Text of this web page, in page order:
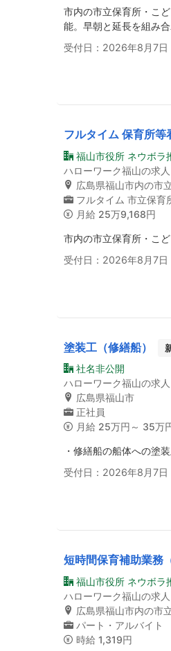
市内の市立保育所・こ
能。早朝と延長を組み
受付日：2026年8月7
フルタイム 保育所等
福山市役所 ネウボラ
ハローワーク福山の求人
広島県福山市内の市
フルタイム 市立保育
月給 25万9,168円
市内の市立保育所・こ
受付日：2026年8月7
塗装工（修繕船）
社名非公開
ハローワーク福山の求人
広島県福山市
正社員
月給 25万円～ 35万
・修繕船の船体への塗
受付日：2026年8月7
短時間保育補助業務
福山市役所 ネウボラ
ハローワーク福山の求人
広島県福山市内の市
パート・アルバイト
時給 1,319円